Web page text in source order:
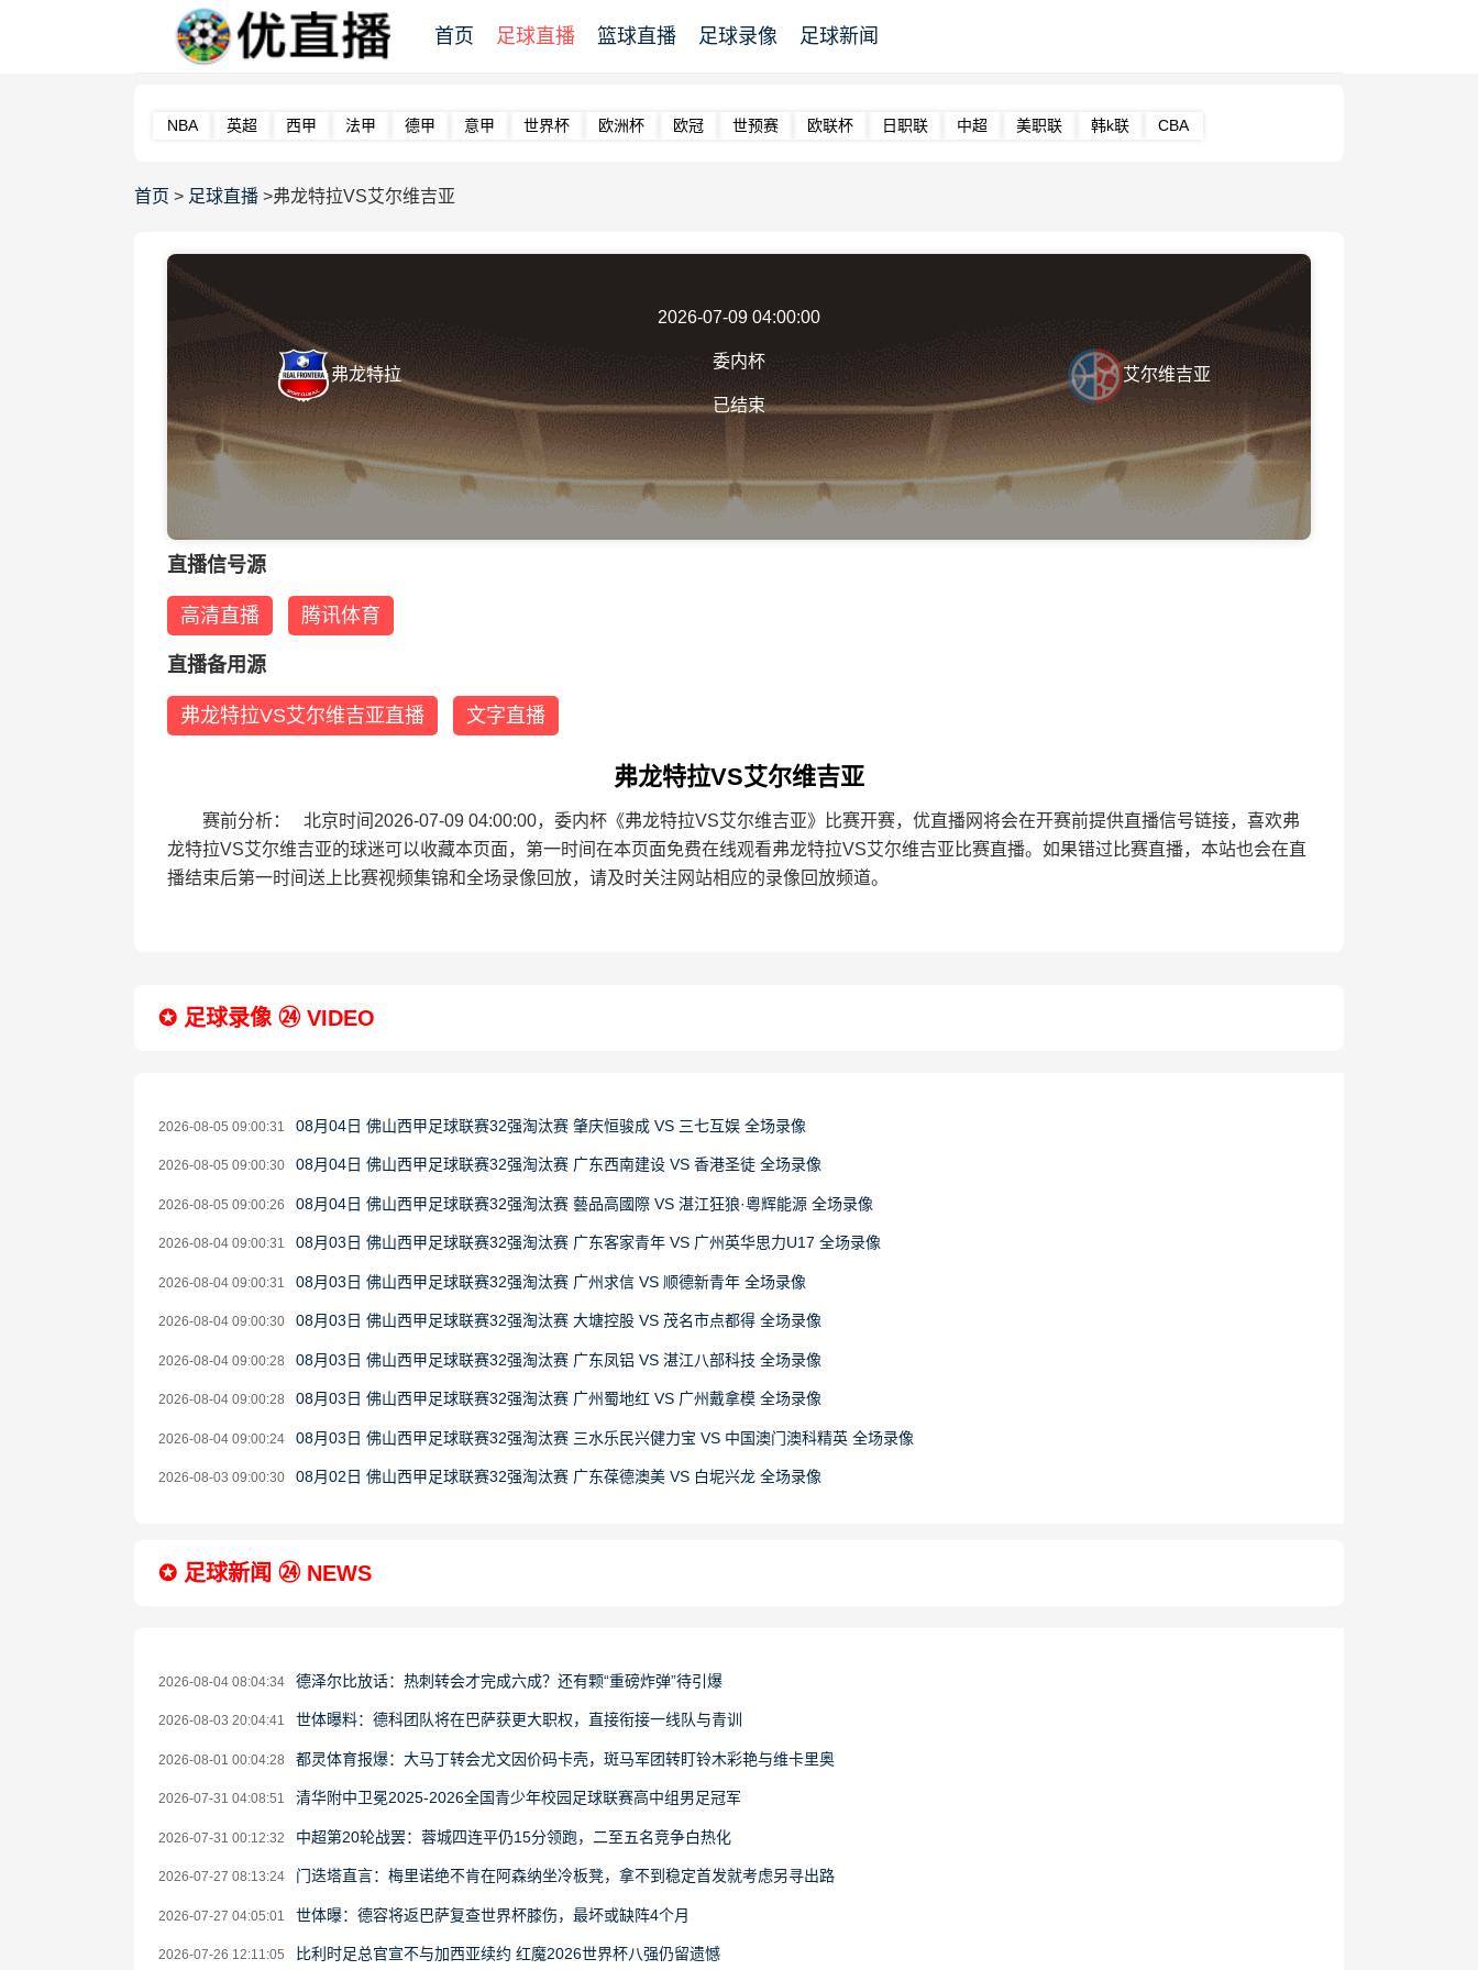
首页 足球直播 篮球直播 足球录像 足球新闻
NBA 英超 西甲 法甲 德甲 意甲 世界杯 欧洲杯 欧冠 世预赛 欧联杯 日职联 中超 美职联 韩k联 CBA
首页 > 足球直播 >弗龙特拉VS艾尔维吉亚
弗龙特拉
2026-07-09 04:00:00
委内杯
已结束
艾尔维吉亚
直播信号源
高清直播 腾讯体育
直播备用源
弗龙特拉VS艾尔维吉亚直播 文字直播
弗龙特拉VS艾尔维吉亚
赛前分析： 北京时间2026-07-09 04:00:00，委内杯《弗龙特拉VS艾尔维吉亚》比赛开赛，优直播网将会在开赛前提供直播信号链接，喜欢弗
龙特拉VS艾尔维吉亚的球迷可以收藏本页面，第一时间在本页面免费在线观看弗龙特拉VS艾尔维吉亚比赛直播。如果错过比赛直播，本站也会在直
播结束后第一时间送上比赛视频集锦和全场录像回放，请及时关注网站相应的录像回放频道。
✪ 足球录像 ㉔ VIDEO
2026-08-05 09:00:31 08月04日 佛山西甲足球联赛32强淘汰赛 肇庆恒骏成 VS 三七互娱 全场录像
2026-08-05 09:00:30 08月04日 佛山西甲足球联赛32强淘汰赛 广东西南建设 VS 香港圣徒 全场录像
2026-08-05 09:00:26 08月04日 佛山西甲足球联赛32强淘汰赛 藝品高國際 VS 湛江狂狼·粵辉能源 全场录像
2026-08-04 09:00:31 08月03日 佛山西甲足球联赛32强淘汰赛 广东客家青年 VS 广州英华思力U17 全场录像
2026-08-04 09:00:31 08月03日 佛山西甲足球联赛32强淘汰赛 广州求信 VS 顺德新青年 全场录像
2026-08-04 09:00:30 08月03日 佛山西甲足球联赛32强淘汰赛 大塘控股 VS 茂名市点都得 全场录像
2026-08-04 09:00:28 08月03日 佛山西甲足球联赛32强淘汰赛 广东凤铝 VS 湛江八部科技 全场录像
2026-08-04 09:00:28 08月03日 佛山西甲足球联赛32强淘汰赛 广州蜀地红 VS 广州戴拿模 全场录像
2026-08-04 09:00:24 08月03日 佛山西甲足球联赛32强淘汰赛 三水乐民兴健力宝 VS 中国澳门澳科精英 全场录像
2026-08-03 09:00:30 08月02日 佛山西甲足球联赛32强淘汰赛 广东葆德澳美 VS 白坭兴龙 全场录像
✪ 足球新闻 ㉔ NEWS
2026-08-04 08:04:34 德泽尔比放话：热刺转会才完成六成？还有颗“重磅炸弹”待引爆
2026-08-03 20:04:41 世体曝料：德科团队将在巴萨获更大职权，直接衔接一线队与青训
2026-08-01 00:04:28 都灵体育报爆：大马丁转会尤文因价码卡壳，斑马军团转盯铃木彩艳与维卡里奥
2026-07-31 04:08:51 清华附中卫冕2025-2026全国青少年校园足球联赛高中组男足冠军
2026-07-31 00:12:32 中超第20轮战罢：蓉城四连平仍15分领跑，二至五名竞争白热化
2026-07-27 08:13:24 门迭塔直言：梅里诺绝不肯在阿森纳坐冷板凳，拿不到稳定首发就考虑另寻出路
2026-07-27 04:05:01 世体曝：德容将返巴萨复查世界杯膝伤，最坏或缺阵4个月
2026-07-26 12:11:05 比利时足总官宣不与加西亚续约 红魔2026世界杯八强仍留遗憾